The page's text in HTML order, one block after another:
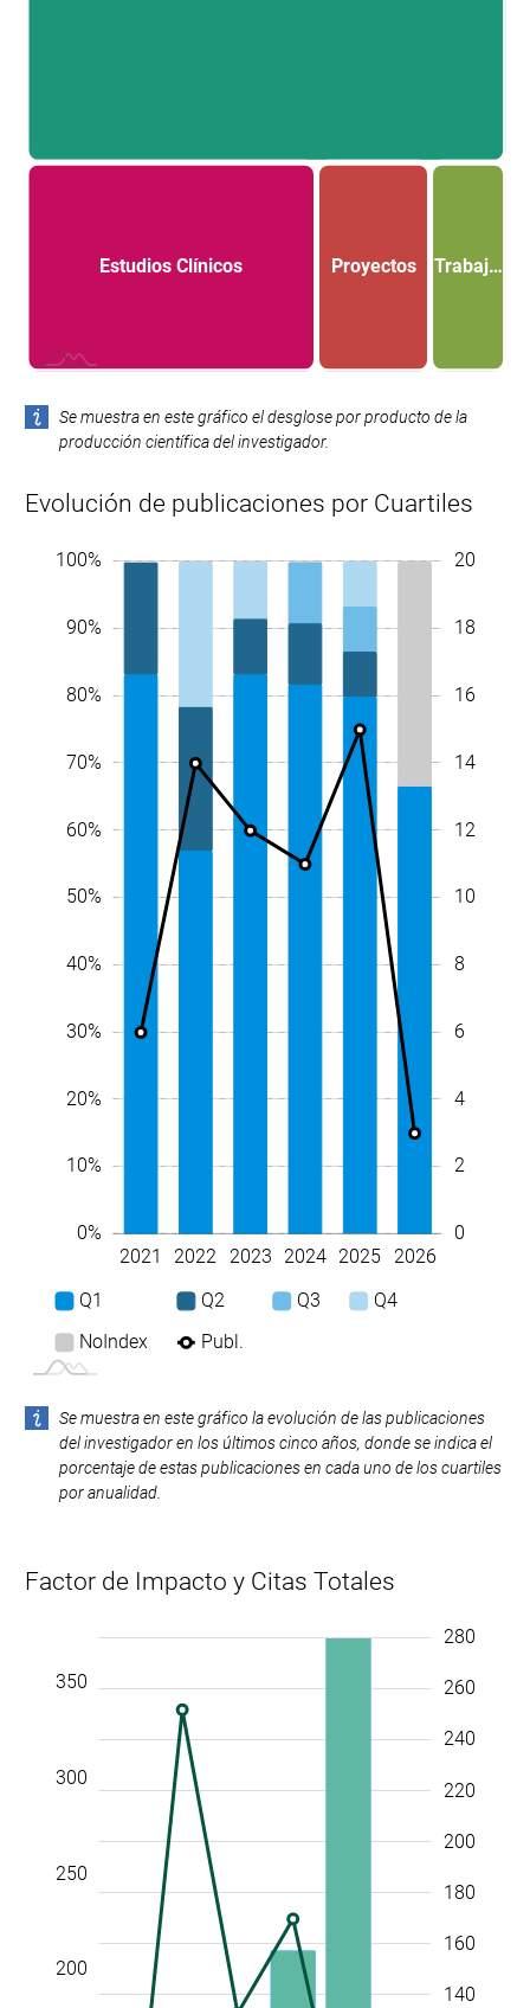
Estudios Clínicos Proyectos Trabaj…
Se muestra en este gráfico el desglose por producto de la
producción científica del investigador.
Evolución de publicaciones por Cuartiles
10%
100%
90%
80%
70%
60%
50%
40%
30%
20%
10%
0%
10
-4
-2
0
2
4
6
8
10
12
14
16
18
20
22
2021 2022 2023 2024 2025
2026
Q1
Q2 Q3
Q4
NoIndex
Publ.
Se muestra en este gráfico la evolución de las publicaciones
del investigador en los últimos cinco años, donde se indica el
porcentaje de estas publicaciones en cada uno de los cuartiles
por anualidad.
Factor de Impacto y Citas Totales
200
250
300
350
100
-40
-20
140
160
180
200
220
240
260
280
300